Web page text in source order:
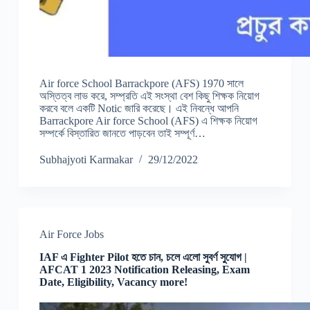
Air force School Barrackpore (AFS) 1970 সালে
অস্তিত্ব লাভ করে, সম্প্রতি এই সংস্থা বেশ কিছু শিক্ষক নিয়োগ
করবে বলে একটি Notic জারি করেছে। এই নিবন্ধে আপনি
Barrackpore Air force School (AFS) এ শিক্ষক নিয়োগ
সম্পর্কে বিস্তারিত জানতে পাড়বেন তাই সম্পূর্ণ…
Subhajyoti Karmakar 29/12/2022
Air Force Jobs
IAF এ Fighter Pilot হতে চান, চলে এলো সুবর্ণ সুযোগ |
AFCAT 1 2023 Notification Releasing, Exam
Date, Eligibility, Vacancy more!